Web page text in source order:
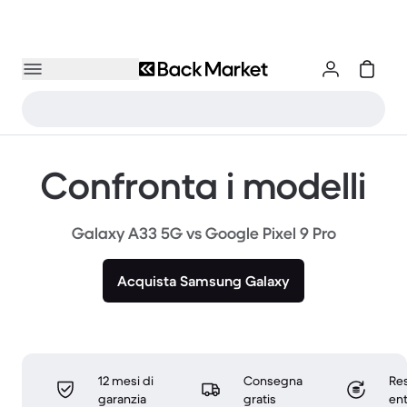
Confronta i modelli
Galaxy A33 5G vs Google Pixel 9 Pro
Acquista Samsung Galaxy
12 mesi di
garanzia
Consegna
gratis